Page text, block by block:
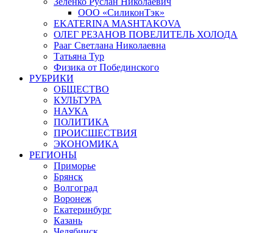
ООО «СиликонТэк»
EKATERINA MASHTAKOVA
ОЛЕГ РЕЗАНОВ ПОВЕЛИТЕЛЬ ХОЛОДА
Рааг Светлана Николаевна
Татьяна Тур
Физика от Побединского
РУБРИКИ
ОБЩЕСТВО
КУЛЬТУРА
НАУКА
ПОЛИТИКА
ПРОИСШЕСТВИЯ
ЭКОНОМИКА
РЕГИОНЫ
Приморье
Брянск
Волгоград
Воронеж
Екатеринбург
Казань